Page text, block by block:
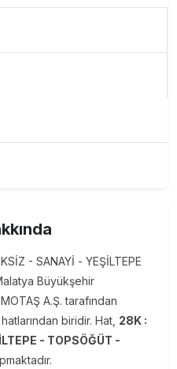
- SANAYİ - YEŞİLTEPE
Büyükşehir
A.Ş. tarafından
biridir. Hat, 28K :
- TOPSÖĞÜT -